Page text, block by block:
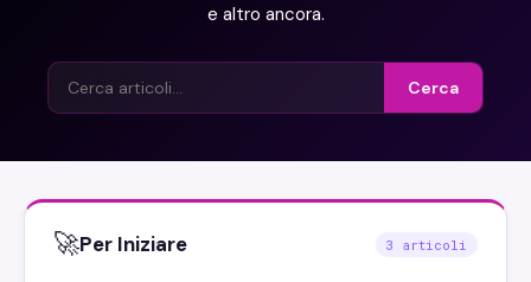
e altro ancora.
Cerca
🚀Per Iniziare 3 articoli